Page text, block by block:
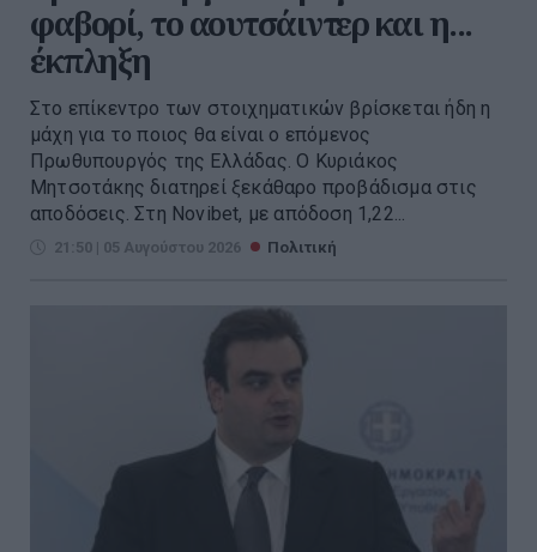
φαβορί, το αουτσάιντερ και η...
έκπληξη
Στο επίκεντρο των στοιχηματικών βρίσκεται ήδη η
μάχη για το ποιος θα είναι ο επόμενος
Πρωθυπουργός της Ελλάδας. Ο Κυριάκος
Μητσοτάκης διατηρεί ξεκάθαρο προβάδισμα στις
αποδόσεις. Στη Novibet, με απόδοση 1,22...
21:50 | 05 Αυγούστου 2026 Πολιτική